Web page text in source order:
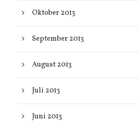
Oktober 2013
September 2013
August 2013
Juli 2013
Juni 2013